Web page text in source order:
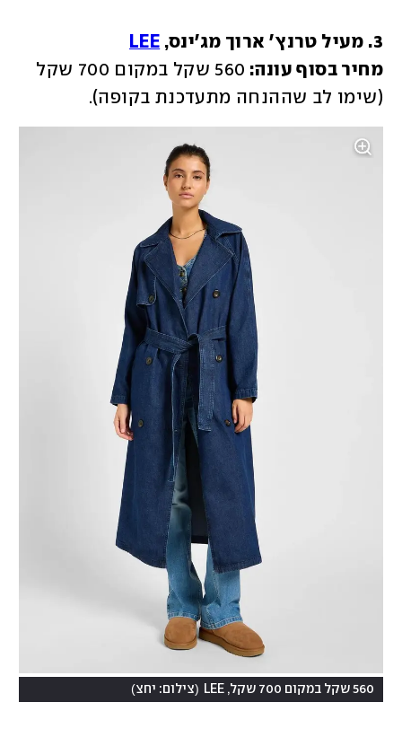
3. מעיל טרנץ' ארוך מג'ינס,
LEE
מחיר בסוף עונה:
(שימו לב שההנחה מתעדכנת בקופה).
560 שקל במקום 700 שקל, LEE (צילום: יחצ)